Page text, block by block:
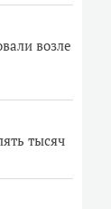
возле
тысяч